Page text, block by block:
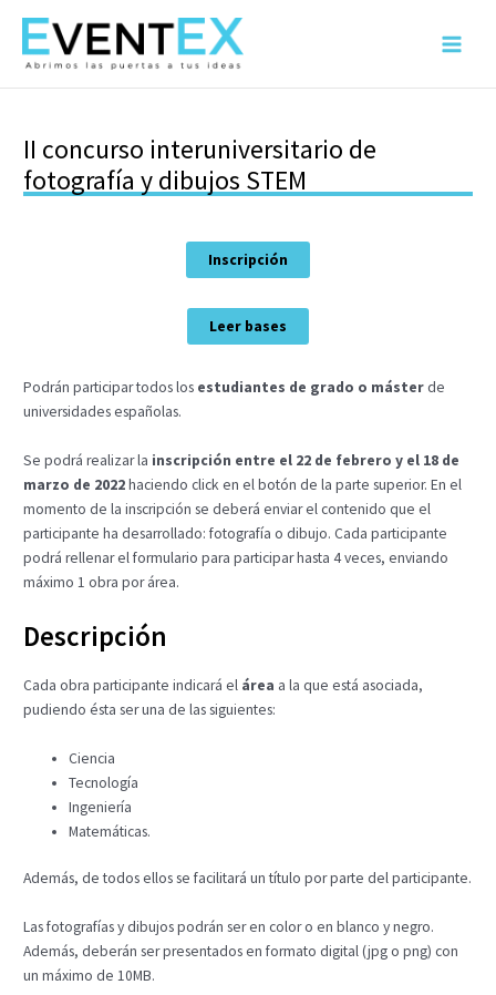
contenido
Main
II concurso interuniversitario de
fotografía y dibujos STEM
Inscripción
Leer bases
Podrán participar todos los estudiantes de grado o másterde
universidades españolas.
Se podrá realizar la inscripción entre el 22 de febrero y el 18 de
marzo de 2022haciendo click en el botón de la parte superior. En el
momento de la inscripción se deberá enviar el contenido que el
participante ha desarrollado: fotografía o dibujo. Cada participante
podrá rellenar el formulario para participar hasta 4 veces, enviando
máximo 1 obra por área.
Descripción
Cada obra participante indicará el área a la que está asociada,
pudiendo ésta ser una de las siguientes:
Ciencia
Tecnología
Ingeniería
Matemáticas.
Además, de todos ellos se facilitará un título por parte del participante.
Las fotografías y dibujos podrán ser en color o en blanco y negro.
Además, deberán ser presentados en formato digital (jpg o png) con
un máximo de 10MB.